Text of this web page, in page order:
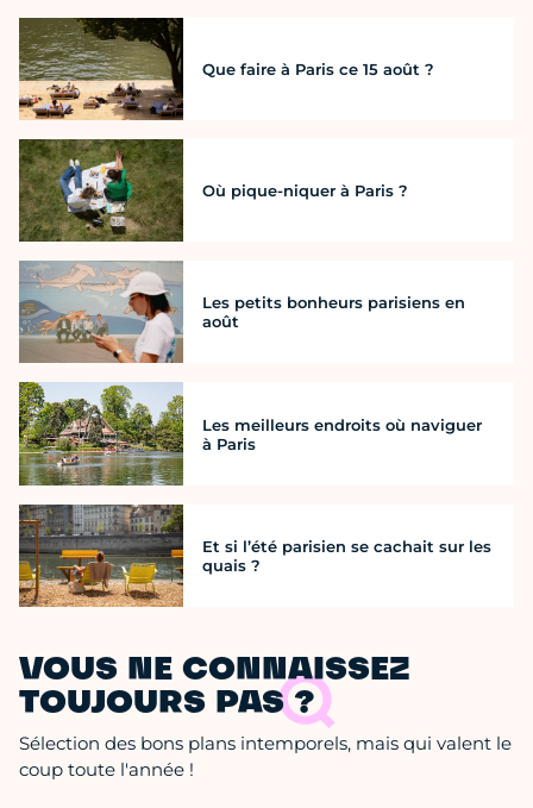
Que faire à Paris ce 15 août ?
Où pique-niquer à Paris ?
Les petits bonheurs parisiens en
août
Les meilleurs endroits où naviguer
à Paris
Et si l’été parisien se cachait sur les
quais ?
VOUS NE CONNAISSEZ
TOUJOURS PAS ?
Sélection des bons plans intemporels, mais qui valent le
coup toute l'année !